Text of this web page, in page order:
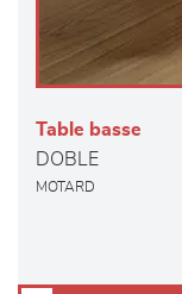
Table basse
DOBLE
MOTARD